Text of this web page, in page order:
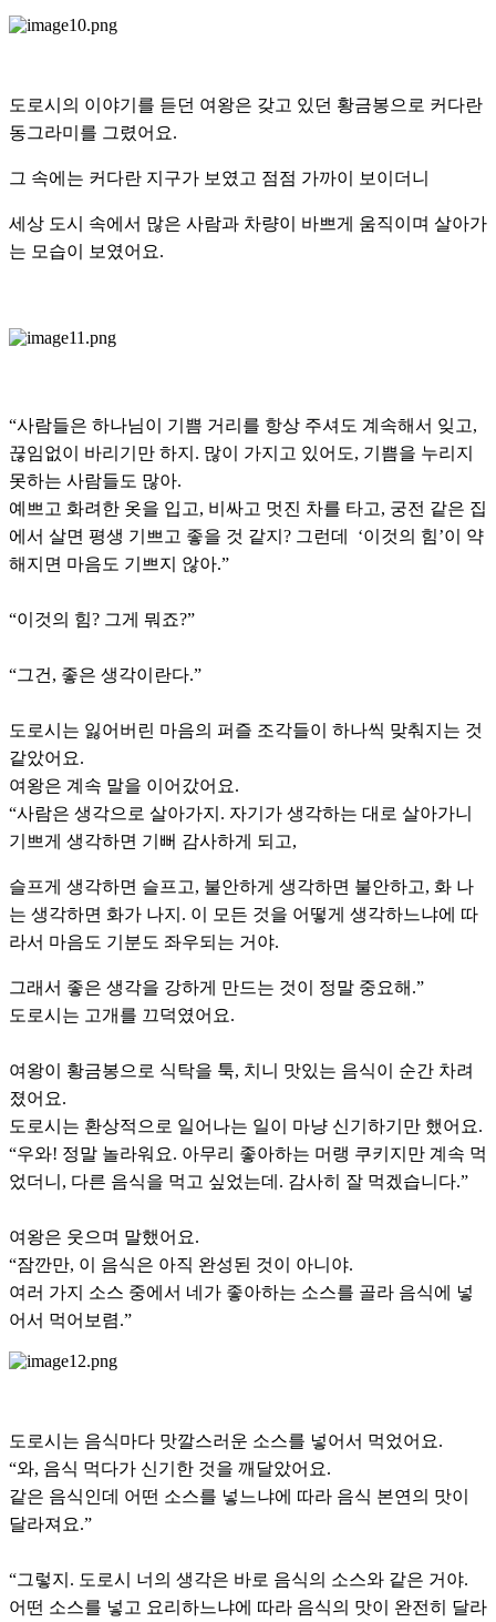
도로시의 이야기를 듣던 여왕은 갖고 있던 황금봉으로 커다란
동그라미를 그렸어요.
그 속에는 커다란 지구가 보였고 점점 가까이 보이더니
세상 도시 속에서 많은 사람과 차량이 바쁘게 움직이며 살아가
는 모습이 보였어요.
“사람들은 하나님이 기쁨 거리를 항상 주셔도 계속해서 잊고,
끊임없이 바리기만 하지. 많이 가지고 있어도, 기쁨을 누리지
못하는 사람들도 많아.
예쁘고 화려한 옷을 입고, 비싸고 멋진 차를 타고, 궁전 같은 집
에서 살면 평생 기쁘고 좋을 것 같지? 그런데 ‘이것의 힘’이 약
해지면 마음도 기쁘지 않아.”
“이것의 힘? 그게 뭐죠?”
“그건, 좋은 생각이란다.”
도로시는 잃어버린 마음의 퍼즐 조각들이 하나씩 맞춰지는 것
같았어요.
여왕은 계속 말을 이어갔어요.
“사람은 생각으로 살아가지. 자기가 생각하는 대로 살아가니
기쁘게 생각하면 기뻐 감사하게 되고,
슬프게 생각하면 슬프고, 불안하게 생각하면 불안하고, 화 나
는 생각하면 화가 나지. 이 모든 것을 어떻게 생각하느냐에 따
라서 마음도 기분도 좌우되는 거야.
그래서 좋은 생각을 강하게 만드는 것이 정말 중요해.”
도로시는 고개를 끄덕였어요.
여왕이 황금봉으로 식탁을 툭, 치니 맛있는 음식이 순간 차려
졌어요.
도로시는 환상적으로 일어나는 일이 마냥 신기하기만 했어요.
“우와! 정말 놀라워요. 아무리 좋아하는 머랭 쿠키지만 계속 먹
었더니, 다른 음식을 먹고 싶었는데. 감사히 잘 먹겠습니다.”
여왕은 웃으며 말했어요.
“잠깐만, 이 음식은 아직 완성된 것이 아니야.
여러 가지 소스 중에서 네가 좋아하는 소스를 골라 음식에 넣
어서 먹어보렴.”
도로시는 음식마다 맛깔스러운 소스를 넣어서 먹었어요.
“와, 음식 먹다가 신기한 것을 깨달았어요.
같은 음식인데 어떤 소스를 넣느냐에 따라 음식 본연의 맛이
달라져요.”
“그렇지. 도로시 너의 생각은 바로 음식의 소스와 같은 거야.
어떤 소스를 넣고 요리하느냐에 따라 음식의 맛이 완전히 달라